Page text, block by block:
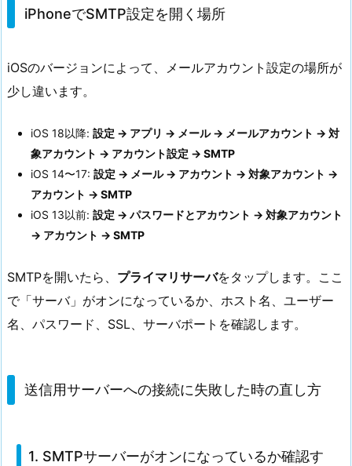
iPhoneでSMTP設定を開く場所
iOSのバージョンによって、メールアカウント設定の場所が
少し違います。
iOS 18以降: 設定 → アプリ → メール → メールアカウント → 対
象アカウント → アカウント設定 → SMTP
iOS 14〜17: 設定 → メール → アカウント → 対象アカウント →
アカウント → SMTP
iOS 13以前: 設定 → パスワードとアカウント → 対象アカウント
→ アカウント → SMTP
SMTPを開いたら、 プライマリサーバをタップします。ここ
で「サーバ」がオンになっているか、ホスト名、ユーザー
名、パスワード、SSL、サーバポートを確認します。
送信用サーバーへの接続に失敗した時の直し方
1. SMTPサーバーがオンになっているか確認す